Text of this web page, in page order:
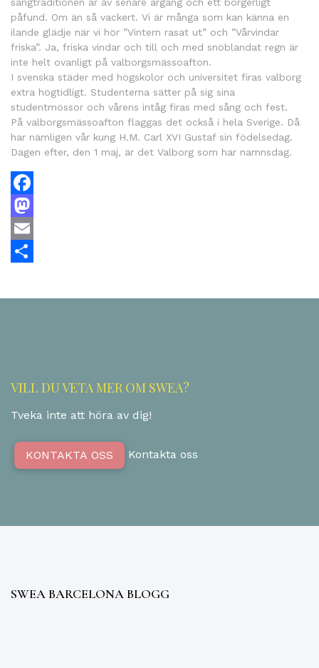
påfund. Om än så vackert. Vi är många som kan känna en
ilande glädje när vi hör ”Vintern rasat ut” och ”Vårvindar
friska”. Ja, friska vindar och till och med snöblandat regn är
inte helt ovanligt på valborgsmässoafton.
I svenska städer med högskolor och universitet firas valborg
extra högtidligt. Studenterna sätter på sig sina
studentmössor och vårens intåg firas med sång och fest.
På valborgsmässoafton flaggas det också i hela Sverige. Då
har nämligen vår kung H.M. Carl XVI Gustaf sin födelsedag.
Dagen efter, den 1 maj, är det Valborg som har namnsdag.
Facebook
Mastodon
Email
VILL DU VETA MER OM SWEA?
Tveka inte att höra av dig!
KONTAKTA OSS Kontakta oss
SWEA BARCELONA BLOGG